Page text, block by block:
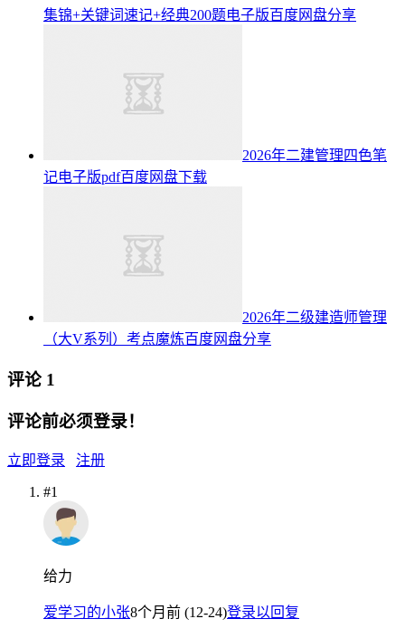
集锦+关键词速记+经典200题电子版百度网盘分享
2026年二建管理四色笔
记电子版pdf百度网盘下载
2026年二级建造师管理
（大V系列）考点魔炼百度网盘分享
评论 1
评论前必须登录！
立即登录 注册
#1
给力
爱学习的小张8个月前 (12-24)登录以回复